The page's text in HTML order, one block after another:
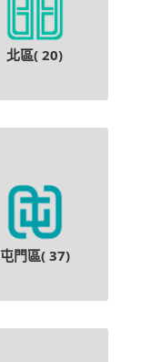
北區( 20)
屯門區( 37)